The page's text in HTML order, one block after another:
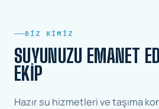
BIZ KIMIZ
SUYUNUZU EMANET
EKIP
Hazır su hizmetleri ve taşıma